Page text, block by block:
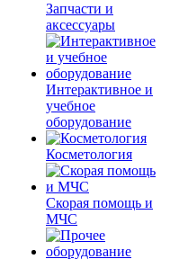
Запчасти и
аксессуары
Интерактивное и
учебное
оборудование
Косметология
Скорая помощь и
МЧС